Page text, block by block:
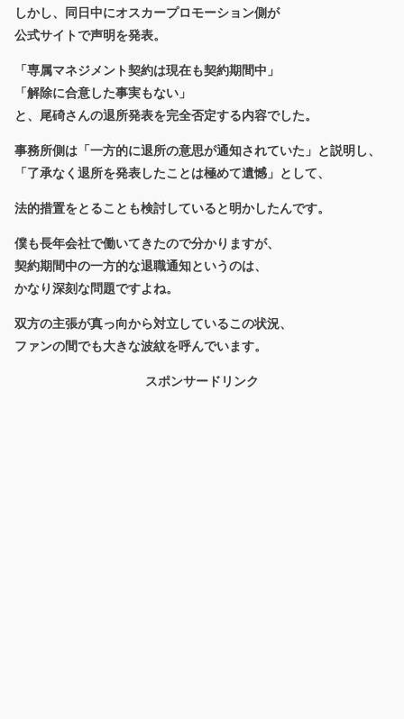
しかし、同日中にオスカープロモーション側が
公式サイトで声明を発表。
「専属マネジメント契約は現在も契約期間中」
「解除に合意した事実もない」
と、尾碕さんの退所発表を完全否定する内容でした。
事務所側は「一方的に退所の意思が通知されていた」と説明し、
「了承なく退所を発表したことは極めて遺憾」として、
法的措置をとることも検討していると明かしたんです。
僕も長年会社で働いてきたので分かりますが、
契約期間中の一方的な退職通知というのは、
かなり深刻な問題ですよね。
双方の主張が真っ向から対立しているこの状況、
ファンの間でも大きな波紋を呼んでいます。
スポンサードリンク